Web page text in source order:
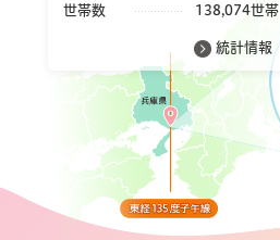
世帯数
138,074世帯
統計情報